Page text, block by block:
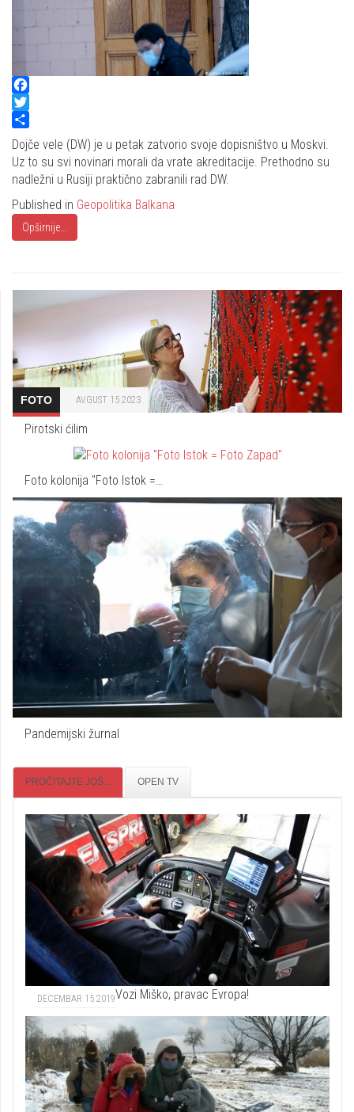
Facebook
Twitter
Share
Dojče vele (DW) je u petak zatvorio svoje dopisništvo u Moskvi.
Uz to su svi novinari morali da vrate akreditacije. Prethodno su
nadležni u Rusiji praktično zabranili rad DW.
Published in Geopolitika Balkana
Opširnije...
FOTO AVGUST 15 2023
Pirotski ćilim
Foto kolonija "Foto Istok =…
Pandemijski žurnal
PROČITAJTE JOŠ... OPEN TV
DECEMBAR 15 2019Vozi Miško, pravac Evropa!